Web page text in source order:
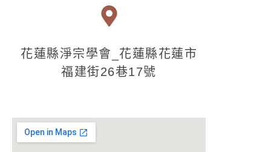
花蓮縣淨宗學會_花蓮縣花蓮市
福建街26巷17號